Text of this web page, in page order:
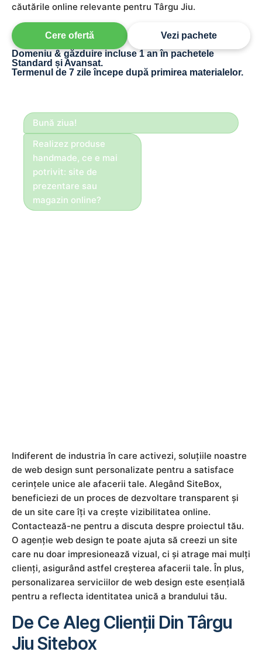
Bună ziua!
Realizez produse
handmade, ce e mai
potrivit: site de
prezentare sau
magazin online?
căutările online relevante pentru Târgu Jiu.
Cere ofertă
Vezi pachete
Domeniu & găzduire incluse 1 an în pachetele
Standard și Avansat.
Termenul de 7 zile începe după primirea materialelor.
Indiferent de industria în care activezi, soluțiile noastre
de web design sunt personalizate pentru a satisface
cerințele unice ale afacerii tale. Alegând SiteBox,
beneficiezi de un proces de dezvoltare transparent și
de un site care îți va crește vizibilitatea online.
Contactează-ne pentru a discuta despre proiectul tău.
O agenție web design te poate ajuta să creezi un site
care nu doar impresionează vizual, ci și atrage mai mulți
clienți, asigurând astfel creșterea afacerii tale. În plus,
personalizarea serviciilor de web design este esențială
pentru a reflecta identitatea unică a brandului tău.
De Ce Aleg Clienții Din Târgu
Jiu Sitebox